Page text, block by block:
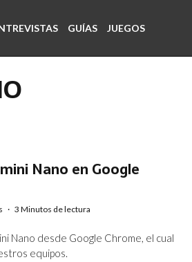
GUÍAS JUEGOS
Nano en Google
· 3 Minutos de lectura
Nano desde Google Chrome, el cual
equipos.